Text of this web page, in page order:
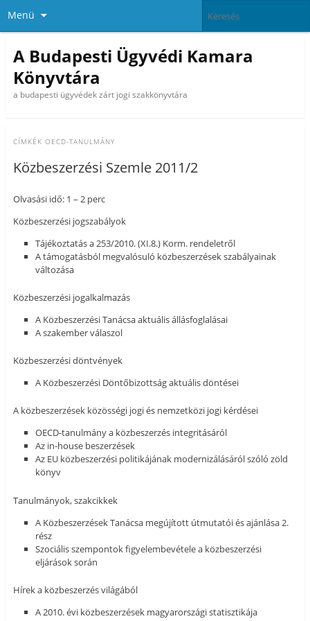
Menü
A Budapesti Ügyvédi Kamara
Könyvtára
a budapesti ügyvédek zárt jogi szakkönyvtára
CÍMKÉK OECD-TANULMÁNY
Közbeszerzési Szemle 2011/2
Olvasási idő: 1 – 2 perc
Közbeszerzési jogszabályok
Tájékoztatás a 253/2010. (XI.8.) Korm. rendeletről
A támogatásból megvalósuló közbeszerzések szabályainak
változása
Közbeszerzési jogalkalmazás
A Közbeszerzési Tanácsa aktuális állásfoglalásai
A szakember válaszol
Közbeszerzési döntvények
A Közbeszerzési Döntőbizottság aktuális döntései
A közbeszerzések közösségi jogi és nemzetközi jogi kérdései
OECD-tanulmány a közbeszerzés integritásáról
Az in-house beszerzések
Az EU közbeszerzési politikájának modernizálásáról szóló zöld
könyv
Tanulmányok, szakcikkek
A Közbeszerzések Tanácsa megújított útmutatói és ajánlása 2.
rész
Szociális szempontok figyelembevétele a közbeszerzési
eljárások során
Hírek a közbeszerzés világából
A 2010. évi közbeszerzések magyarországi statisztikája